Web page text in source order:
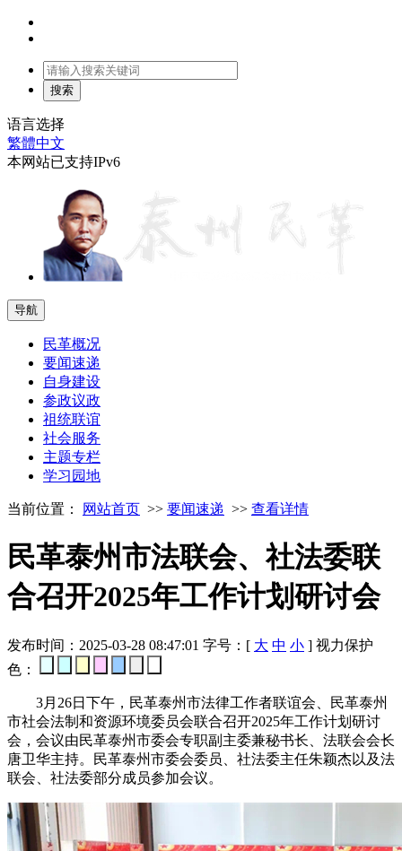
语言选择
繁體中文
本网站已支持IPv6
导航
民革概况
要闻速递
自身建设
参政议政
祖统联谊
社会服务
主题专栏
学习园地
当前位置： 网站首页 >> 要闻速递 >> 查看详情
民革泰州市法联会、社法委联
合召开2025年工作计划研讨会
发布时间：2025-03-28 08:47:01 字号：[ 大 中 小 ] 视力保护
色：
3月26日下午，民革泰州市法律工作者联谊会、民革泰州
市社会法制和资源环境委员会联合召开2025年工作计划研讨
会，会议由民革泰州市委会专职副主委兼秘书长、法联会会长
唐卫华主持。民革泰州市委会委员、社法委主任朱颖杰以及法
联会、社法委部分成员参加会议。